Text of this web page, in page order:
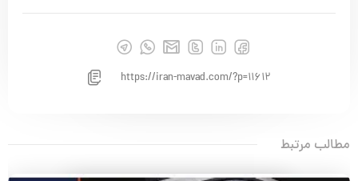
https://iran-mavad.com/?p=11612
مطالب مرتبط